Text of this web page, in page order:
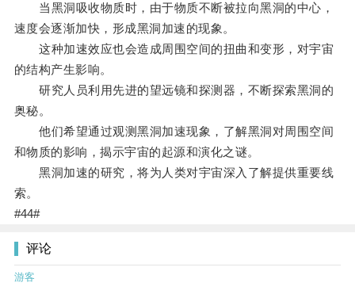
当黑洞吸收物质时，由于物质不断被拉向黑洞的中心，
速度会逐渐加快，形成黑洞加速的现象。
这种加速效应也会造成周围空间的扭曲和变形，对宇宙
的结构产生影响。
研究人员利用先进的望远镜和探测器，不断探索黑洞的
奥秘。
他们希望通过观测黑洞加速现象，了解黑洞对周围空间
和物质的影响，揭示宇宙的起源和演化之谜。
黑洞加速的研究，将为人类对宇宙深入了解提供重要线
索。
#44#
评论
游客